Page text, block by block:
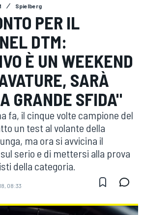
Spielberg
PER IL
DTM:
È UN WEEKEND
SARÀ
GRANDE SFIDA"
fa, il cinque volte campione del
un test al volante della
ma ora si avvicina il
serio e di mettersi alla prova
della categoria.
08:33